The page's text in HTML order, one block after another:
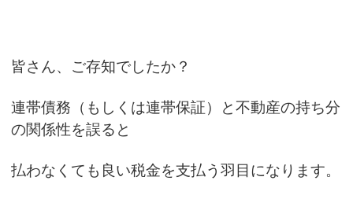
皆さん、ご存知でしたか？
連帯債務（もしくは連帯保証）と不動産の持ち分
の関係性を誤ると
払わなくても良い税金を支払う羽目になります。